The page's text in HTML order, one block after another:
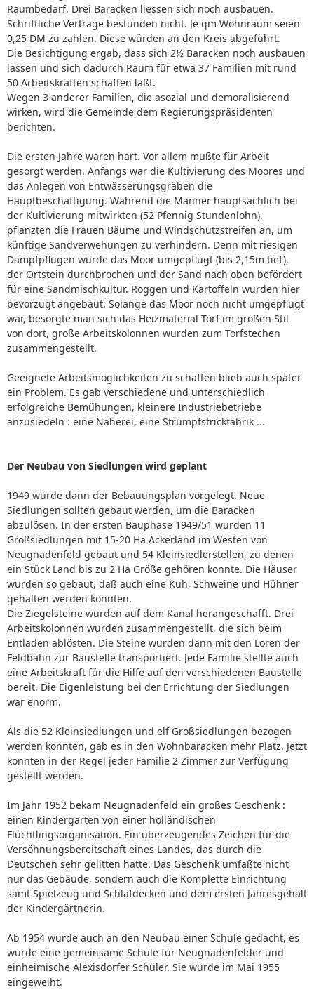
Raumbedarf. Drei Baracken liessen sich noch ausbauen.
Schriftliche Verträge bestünden nicht. Je qm Wohnraum seien
0,25 DM zu zahlen. Diese würden an den Kreis abgeführt.
Die Besichtigung ergab, dass sich 2½ Baracken noch ausbauen
lassen und sich dadurch Raum für etwa 37 Familien mit rund
50 Arbeitskräften schaffen läßt.
Wegen 3 anderer Familien, die asozial und demoralisierend
wirken, wird die Gemeinde dem Regierungspräsidenten
berichten.
Die ersten Jahre waren hart. Vor allem mußte für Arbeit
gesorgt werden. Anfangs war die Kultivierung des Moores und
das Anlegen von Entwässerungsgräben die
Hauptbeschäftigung. Während die Männer hauptsächlich bei
der Kultivierung mitwirkten (52 Pfennig Stundenlohn),
pflanzten die Frauen Bäume und Windschutzstreifen an, um
künftige Sandverwehungen zu verhindern. Denn mit riesigen
Dampfpflügen wurde das Moor umgepflügt (bis 2,15m tief),
der Ortstein durchbrochen und der Sand nach oben befördert
für eine Sandmischkultur. Roggen und Kartoffeln wurden hier
bevorzugt angebaut. Solange das Moor noch nicht umgepflügt
war, besorgte man sich das Heizmaterial Torf im großen Stil
von dort, große Arbeitskolonnen wurden zum Torfstechen
zusammengestellt.
Geeignete Arbeitsmöglichkeiten zu schaffen blieb auch später
ein Problem. Es gab verschiedene und unterschiedlich
erfolgreiche Bemühungen, kleinere Industriebetriebe
anzusiedeln : eine Näherei, eine Strumpfstrickfabrik ...
Der Neubau von Siedlungen wird geplant
1949 wurde dann der Bebauungsplan vorgelegt. Neue
Siedlungen sollten gebaut werden, um die Baracken
abzulösen. In der ersten Bauphase 1949/51 wurden 11
Großsiedlungen mit 15-20 Ha Ackerland im Westen von
Neugnadenfeld gebaut und 54 Kleinsiedlerstellen, zu denen
ein Stück Land bis zu 2 Ha Größe gehören konnte. Die Häuser
wurden so gebaut, daß auch eine Kuh, Schweine und Hühner
gehalten werden konnten.
Die Ziegelsteine wurden auf dem Kanal herangeschafft. Drei
Arbeitskolonnen wurden zusammengestellt, die sich beim
Entladen ablösten. Die Steine wurden dann mit den Loren der
Feldbahn zur Baustelle transportiert. Jede Familie stellte auch
eine Arbeitskraft für die Hilfe auf den verschiedenen Baustelle
bereit. Die Eigenleistung bei der Errichtung der Siedlungen
war enorm.
Als die 52 Kleinsiedlungen und elf Großsiedlungen bezogen
werden konnten, gab es in den Wohnbaracken mehr Platz. Jetzt
konnten in der Regel jeder Familie 2 Zimmer zur Verfügung
gestellt werden.
Im Jahr 1952 bekam Neugnadenfeld ein großes Geschenk :
einen Kindergarten von einer holländischen
Flüchtlingsorganisation. Ein überzeugendes Zeichen für die
Versöhnungsbereitschaft eines Landes, das durch die
Deutschen sehr gelitten hatte. Das Geschenk umfaßte nicht
nur das Gebäude, sondern auch die Komplette Einrichtung
samt Spielzeug und Schlafdecken und dem ersten Jahresgehalt
der Kindergärtnerin.
Ab 1954 wurde auch an den Neubau einer Schule gedacht, es
wurde eine gemeinsame Schule für Neugnadenfelder und
einheimische Alexisdorfer Schüler. Sie wurde im Mai 1955
eingeweiht.